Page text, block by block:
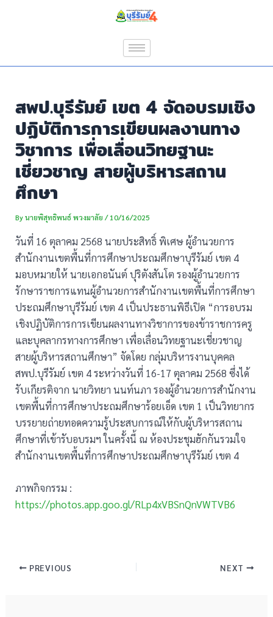
สพป.บุรีรัมย์ เขต 4 จัดอบรมเชิง
ปฏิบัติการการเขียนผลงานทาง
วิชาการ เพื่อเลื่อนวิทยฐานะ
เชี่ยวชาญ สายผู้บริหารสถาน
ศึกษา
Byนายพิสุทธิพนธ์ พวงมาลัย/10/16/2025
วันที่ 16 ตุลาคม 2568 นายประสิทธิ์ พิเศษ ผู้อำนวยการ
สำนักงานเขตพื้นที่การศึกษาประถมศึกษาบุรีรัมย์ เขต 4
มอบหมายให้ นายเอกอนันต์ ปุริตังสันโต รองผู้อำนวยการ
รักษาราชการแทนผู้อำนวยการสำนักงานเขตพื้นที่การศึกษา
ประถมศึกษาบุรีรัมย์ เขต 4 เป็นประธานพิธีเปิด “การอบรม
เชิงปฏิบัติการการเขียนผลงานทางวิชาการของข้าราชการครู
และบุคลากรทางการศึกษา เพื่อเลื่อนวิทยฐานะเชี่ยวชาญ
สายผู้บริหารสถานศึกษา” จัดโดย กลุ่มบริหารงานบุคคล
สพป.บุรีรัมย์ เขต 4 ระหว่างวันที่ 16-17 ตุลาคม 2568 ซึ่งได้
รับเกียรติจาก นายวิทยา นนท์นภา รองผู้อำนวยการสำนักงาน
เขตพื้นที่การศึกษาประถมศึกษาร้อยเอ็ด เขต 1 เป็นวิทยากร
บรรยายถ่ายทอดความรู้ประสบการณ์ให้กับผู้บริหารสถาน
ศึกษาที่เข้ารับอบรมฯ ในครั้งนี้ ณ ห้องประชุมฮักกันรวมใจ
สำนักงานเขตพื้นที่การศึกษาประถมศึกษาบุรีรัมย์ เขต 4
ภาพกิจกรรม :
https://photos.app.goo.gl/RLp4xVBSnQnVWTVB6
PREVIOUS NEXT